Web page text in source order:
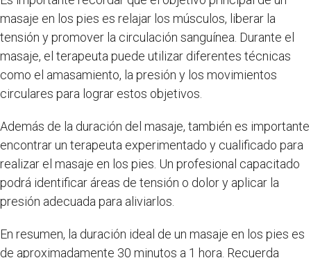
masaje en los pies es relajar los músculos, liberar la
tensión y promover la circulación sanguínea. Durante el
masaje, el terapeuta puede utilizar diferentes técnicas
como el amasamiento, la presión y los movimientos
circulares para lograr estos objetivos.
Además de la duración del masaje, también es importante
encontrar un terapeuta experimentado y cualificado para
realizar el masaje en los pies. Un profesional capacitado
podrá identificar áreas de tensión o dolor y aplicar la
presión adecuada para aliviarlos.
En resumen, la duración ideal de un masaje en los pies es
de aproximadamente 30 minutos a 1 hora. Recuerda